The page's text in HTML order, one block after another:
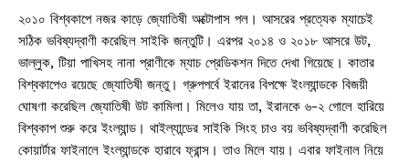
২০১০ বিশ্বকাপে নজর কাড়ে জ্যোতিষী অক্টোপাস পল। আসরের প্রত্যেক ম্যাচেই
সঠিক ভবিষ্যদ্বাণী করেছিল সাইকি জন্তুটি। এরপর ২০১৪ ও ২০১৮ আসরে উট,
ভাল্লুক, টিয়া পাখিসহ নানা প্রাণীকে ম্যাচ প্রেডিকশন দিতে দেখা গিয়েছে। কাতার
বিশ্বকাপেও রয়েছে জ্যোতিষী জন্তু। গ্রুপপর্বে ইরানের বিপক্ষে ইংল্যান্ডকে বিজয়ী
ঘোষণা করেছিল জ্যোতিষী উট কামিলা। মিলেও যায় তা, ইরানকে ৬-২ গোলে হারিয়ে
বিশ্বকাপ শুরু করে ইংল্যান্ড। থাইল্যান্ডের সাইকি সিংহ চাও বয় ভবিষ্যদ্বাণী করেছিল
কোয়ার্টার ফাইনালে ইংল্যান্ডকে হারাবে ফ্রান্স। তাও মিলে যায়। এবার ফাইনাল নিয়ে